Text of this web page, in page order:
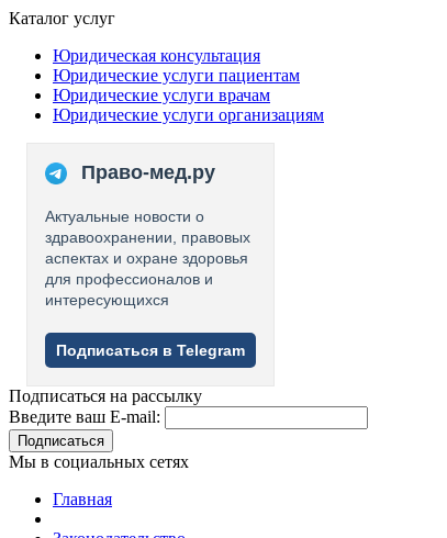
Каталог услуг
Юридическая консультация
Юридические услуги пациентам
Юридические услуги врачам
Юридические услуги организациям
Право-мед.ру
Актуальные новости о
здравоохранении, правовых
аспектах и охране здоровья
для профессионалов и
интересующихся
Подписаться в Telegram
Подписаться на рассылку
Введите ваш E-mail:
Подписаться
Мы в социальных сетях
Главная